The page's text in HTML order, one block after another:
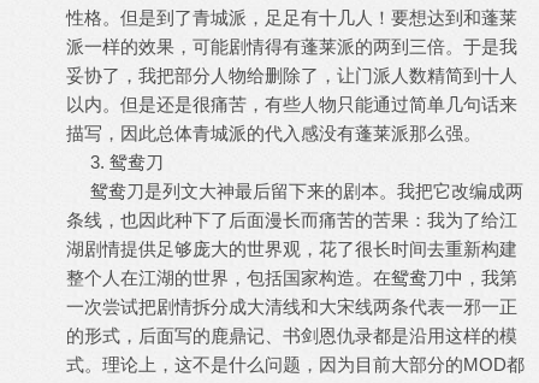
性格。但是到了青城派，足足有十几人！要想达到和蓬莱
派一样的效果，可能剧情得有蓬莱派的两到三倍。于是我
妥协了，我把部分人物给删除了，让门派人数精简到十人
以内。但是还是很痛苦，有些人物只能通过简单几句话来
描写，因此总体青城派的代入感没有蓬莱派那么强。
3. 鸳鸯刀
鸳鸯刀是列文大神最后留下来的剧本。我把它改编成两
条线，也因此种下了后面漫长而痛苦的苦果：我为了给江
湖剧情提供足够庞大的世界观，花了很长时间去重新构建
整个人在江湖的世界，包括国家构造。在鸳鸯刀中，我第
一次尝试把剧情拆分成大清线和大宋线两条代表一邪一正
的形式，后面写的鹿鼎记、书剑恩仇录都是沿用这样的模
式。理论上，这不是什么问题，因为目前大部分的MOD都